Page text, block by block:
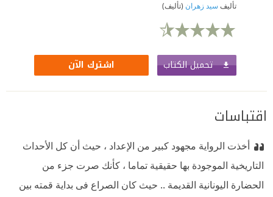
تأليف سيد زهران (تأليف)
تحميل الكتاب اشترك الآن
اقتباسات
أخذت الرواية مجهود كبير من الإعداد ، حيث أن كل الأحداث
التاريخية الموجودة بها حقيقية تماما ، كأنك صرت جزء من
الحضارة اليونانية القديمة .. حيث كان الصراع فى بداية قمته بين